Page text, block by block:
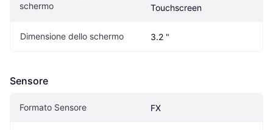
schermo
Touchscreen
Dimensione dello schermo 3.2 "
Sensore
Formato Sensore FX